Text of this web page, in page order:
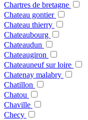
Chartres de bretagne
Chateau gontier
Chateau thierry
Chateaubourg
Chateaudun
Chateaugiron
Chateauneuf sur loire
Chatenay malabry
Chatillon
Chatou
Chaville
Checy